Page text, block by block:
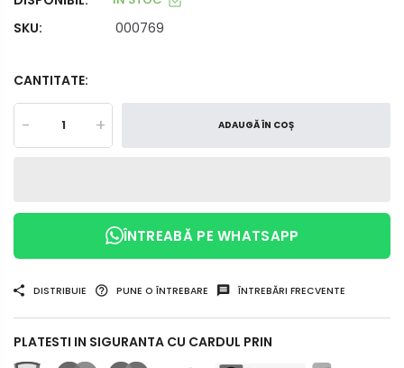
SKU: 000769
CANTITATE:
- + ADAUGĂ ÎN COȘ
ÎNTREABĂ PE WHATSAPP
DISTRIBUIE PUNE O ÎNTREBARE ÎNTREBĂRI FRECVENTE
PLATESTI IN SIGURANTA CU CARDUL PRIN